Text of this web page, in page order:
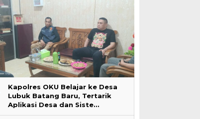
Kapolres OKU Belajar ke Desa
Lubuk Batang Baru, Tertarik
Aplikasi Desa dan Siste…